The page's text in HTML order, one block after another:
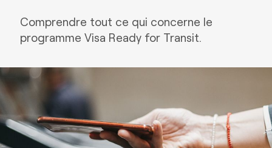
Comprendre tout ce qui concerne le
programme Visa Ready for Transit.